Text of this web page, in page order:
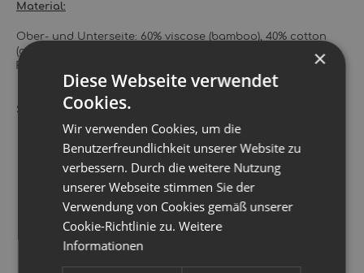
Material:
Ober- und Unterseite: 60% viscose (bamboo), 40% cotton
(organic)
Füllung: 80% cotton, 20% Polyester
Sie erhalten 6 Einlagen.
×
Diese Webseite verwendet
Cookies.
Wir verwenden Cookies, um die
Benutzerfreundlichkeit unserer Website zu
verbessern. Durch die weitere Nutzung
unserer Webseite stimmen Sie der
Verwendung von Cookies gemäß unserer
Cookie-Richtlinie zu.Weitere
Informationen